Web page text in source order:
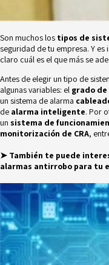
Son muchos los tipos de
seguridad de tu empresa. Y
claro cuál es el que más se
Antes de elegir un tipo de
algunas variables: el grado
un sistema de alarma
de alarma inteligente. Por
un sistema de
monitorización de CRA,
➤ También te puede
alarmas antirrobo para tu